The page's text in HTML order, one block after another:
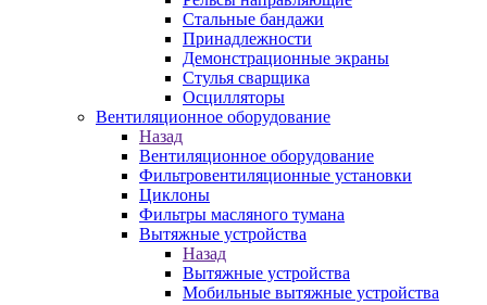
Стальные бандажи
Принадлежности
Демонстрационные экраны
Стулья сварщика
Осцилляторы
Вентиляционное оборудование
Назад
Вентиляционное оборудование
Фильтровентиляционные установки
Циклоны
Фильтры масляного тумана
Вытяжные устройства
Назад
Вытяжные устройства
Мобильные вытяжные устройства